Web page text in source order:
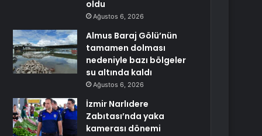
oldu
Ağustos 6, 2026
Almus Baraj Gölü’nün
tamamen dolması
nedeniyle bazı bölgeler
su altında kaldı
Ağustos 6, 2026
İzmir Narlıdere
Zabıtası’nda yaka
kamerası dönemi